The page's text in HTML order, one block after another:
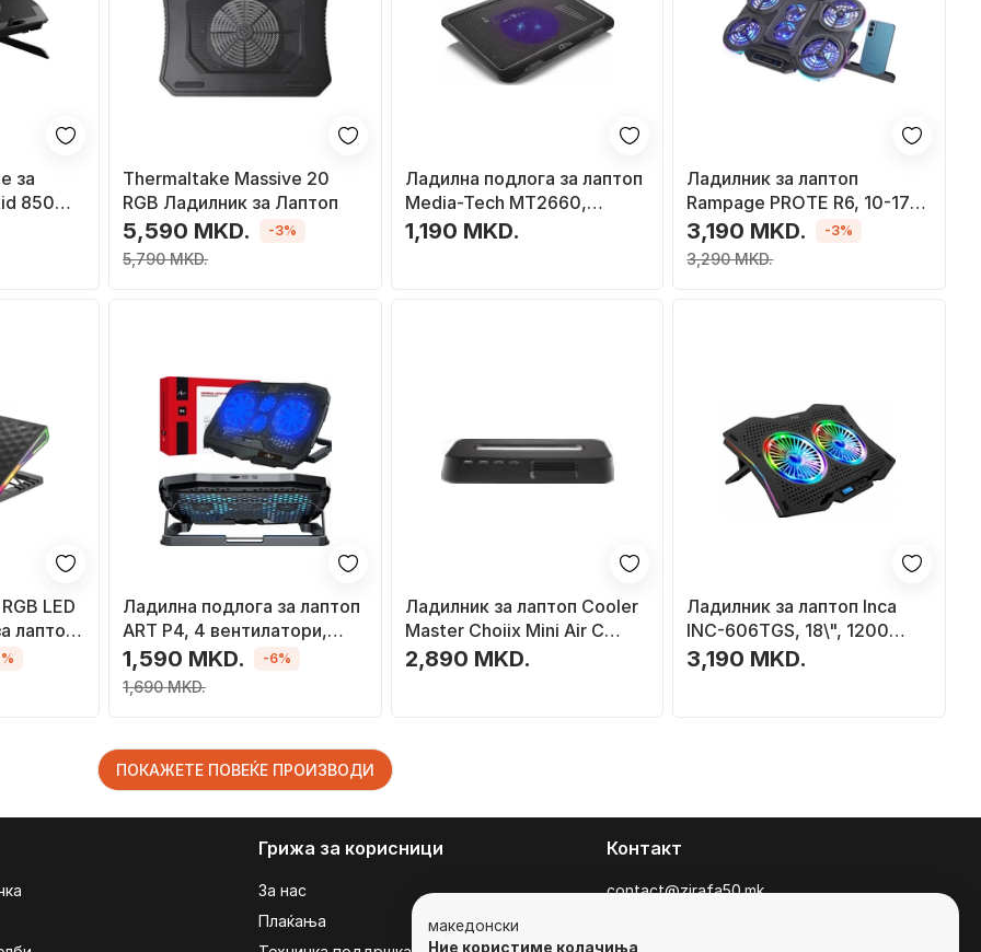
за
850
Thermaltake Massive 20
RGB Ладилник за Лаптоп
5,590 MKD.
5,790 MKD.
-3%
Ладилна подлога за лаптоп
Media-Tech MT2660,
вентилатор со
осветлување, USB, црна
1,190 MKD.
Ладилник за лаптоп
Rampage PROTE R6, 10-17\",
6 вентилатори, сив
3,190 MKD.
3,290 MKD.
-3%
LED
лаптоп,
Ладилна подлога за лаптоп
ART P4, 4 вентилатори,
ЛЕД, за 9-17\"
1,590 MKD.
1,690 MKD.
-6%
Ладилник за лаптоп Cooler
Master Choiix Mini Air C
HL02 KP, 7"-12", HUB 4x
2,890 MKD.
Ладилник за лаптоп Inca
INC-606TGS, 18\", 1200
RPM, црн
3,190 MKD.
ПОКАЖЕТЕ ПОВЕЌЕ ПРОИЗВОДИ
Грижа за корисници
За нас
Плаќања
Контакт
contact@zirafa50.mk
македонски
Ние користиме колачиња